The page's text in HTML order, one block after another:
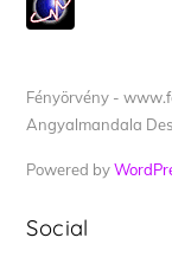
Fényörvény -
Angyalmandala
Powered by
Social